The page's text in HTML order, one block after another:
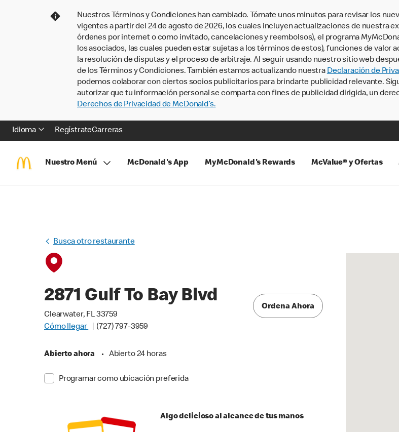
Nuestros Términos y Condiciones han cambiado. Tómate unos minutos para revisar los
vigentes a partir del 24 de agosto de 2026, los cuales incluyen actualizaciones de nuestra
órdenes por internet o como invitado, cancelaciones y reembolsos), el programa
los asociados, las cuales pueden estar sujetas a los términos de estos), funciones de valor
la resolución de disputas y el proceso de arbitraje. Al seguir usando nuestro sitio web
de los Términos y Condiciones. También estamos actualizando nuestra Declaración de
podemos colaborar con ciertos socios publicitarios para brindarte publicidad relevante.
autorizar que tu información personal se comparta con fines de publicidad dirigida, un
Derechos de Privacidad de McDonald’s.
Idioma RegístrateCarreras
Nuestro Menú McDonald's App MyMcDonald's Rewards McValue® y Ofertas
Busca otro restaurante
2871 Gulf To Bay Blvd
Clearwater, FL 33759
Cómo llegar
(727) 797-3959
Abierto ahora • Abierto 24 horas
Programar como ubicación preferida
Ordena Ahora
Algo delicioso al alcance de tus manos